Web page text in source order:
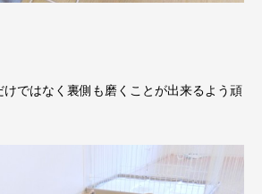
ではなく裏側も磨くことが出来るよう頑